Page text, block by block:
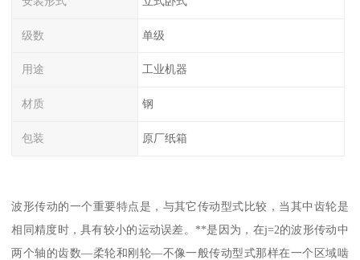
级数 单级
用途 工业机器
材质 钢
包装 原厂纸箱
波形传动的一个重要特点是，与其它传动型式比较，当其中齿轮是
相同精度时，具有较小的运动误差。**是因为，在j=2的波形传动中
两个轴的齿数—柔轮和刚轮—不像一般传动型式那样在一个区域啮